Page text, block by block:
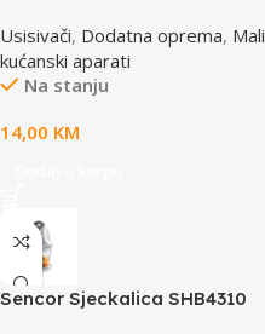
Usisivači, Dodatna oprema, Mali
kućanski aparati
Na stanju
14,00 KM
Sencor Sjeckalica SHB4310